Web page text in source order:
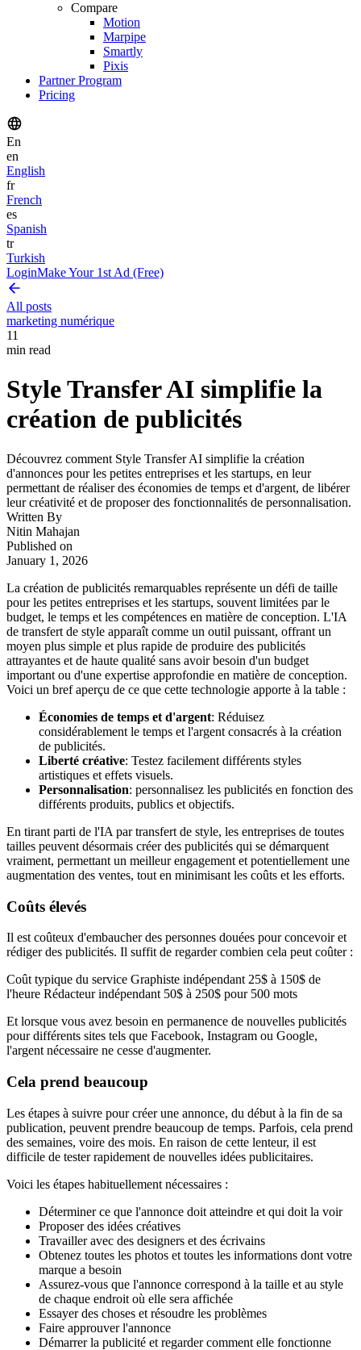
Compare
Motion
Marpipe
Smartly
Pixis
Partner Program
Pricing
En
en
English
fr
French
es
Spanish
tr
Turkish
LoginMake Your 1st Ad (Free)
All posts
marketing numérique
11
min read
Style Transfer AI simplifie la
création de publicités
Découvrez comment Style Transfer AI simplifie la création
d'annonces pour les petites entreprises et les startups, en leur
permettant de réaliser des économies de temps et d'argent, de libérer
leur créativité et de proposer des fonctionnalités de personnalisation.
Written By
Nitin Mahajan
Published on
January 1, 2026
La création de publicités remarquables représente un défi de taille
pour les petites entreprises et les startups, souvent limitées par le
budget, le temps et les compétences en matière de conception. L'IA
de transfert de style apparaît comme un outil puissant, offrant un
moyen plus simple et plus rapide de produire des publicités
attrayantes et de haute qualité sans avoir besoin d'un budget
important ou d'une expertise approfondie en matière de conception.
Voici un bref aperçu de ce que cette technologie apporte à la table :
Économies de temps et d'argent: Réduisez
considérablement le temps et l'argent consacrés à la création
de publicités.
Liberté créative: Testez facilement différents styles
artistiques et effets visuels.
Personnalisation: personnalisez les publicités en fonction des
différents produits, publics et objectifs.
En tirant parti de l'IA par transfert de style, les entreprises de toutes
tailles peuvent désormais créer des publicités qui se démarquent
vraiment, permettant un meilleur engagement et potentiellement une
augmentation des ventes, tout en minimisant les coûts et les efforts.
Coûts élevés
Il est coûteux d'embaucher des personnes douées pour concevoir et
rédiger des publicités. Il suffit de regarder combien cela peut coûter :
Coût typique du service Graphiste indépendant 25$ à 150$ de
l'heure Rédacteur indépendant 50$ à 250$ pour 500 mots
Et lorsque vous avez besoin en permanence de nouvelles publicités
pour différents sites tels que Facebook, Instagram ou Google,
l'argent nécessaire ne cesse d'augmenter.
Cela prend beaucoup
Les étapes à suivre pour créer une annonce, du début à la fin de sa
publication, peuvent prendre beaucoup de temps. Parfois, cela prend
des semaines, voire des mois. En raison de cette lenteur, il est
difficile de tester rapidement de nouvelles idées publicitaires.
Voici les étapes habituellement nécessaires :
Déterminer ce que l'annonce doit atteindre et qui doit la voir
Proposer des idées créatives
Travailler avec des designers et des écrivains
Obtenez toutes les photos et toutes les informations dont votre
marque a besoin
Assurez-vous que l'annonce correspond à la taille et au style
de chaque endroit où elle sera affichée
Essayer des choses et résoudre les problèmes
Faire approuver l'annonce
Démarrer la publicité et regarder comment elle fonctionne